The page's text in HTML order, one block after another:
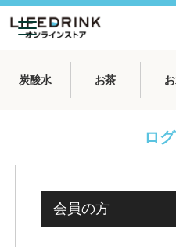
炭酸水 お茶
ロ
会員の方